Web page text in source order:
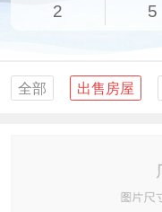
2 5
全部 出售房屋